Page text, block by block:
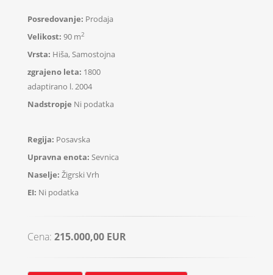
Posredovanje: Prodaja
Velikost: 90 m2
Vrsta: Hiša, Samostojna
zgrajeno leta: 1800
adaptirano l. 2004
Nadstropje Ni podatka
Regija: Posavska
Upravna enota: Sevnica
Naselje: Žigrski Vrh
EI: Ni podatka
Cena: 215.000,00 EUR